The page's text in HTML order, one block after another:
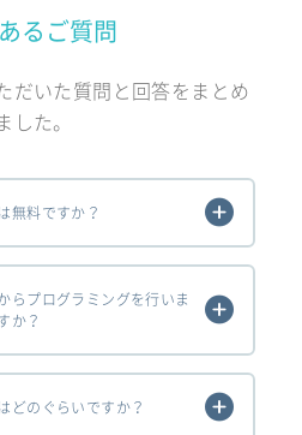
るご質問
だいた質問と回答をまとめ
した。
無料ですか？
らプログラミングを行いま
か？
どのぐらいですか？